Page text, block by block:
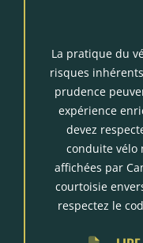
La pratique du
risques
prudence
expérience
devez
conduite vélo
affichées par
courtoisie
respectez le